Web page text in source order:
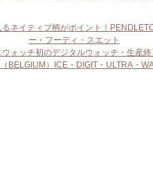
ネイティブ柄がポイント！
ー・フーディ・スエット
ォッチ初のデジタルウォッチ・生産
BELGIUM）ICE・DIGIT・ULTRA・